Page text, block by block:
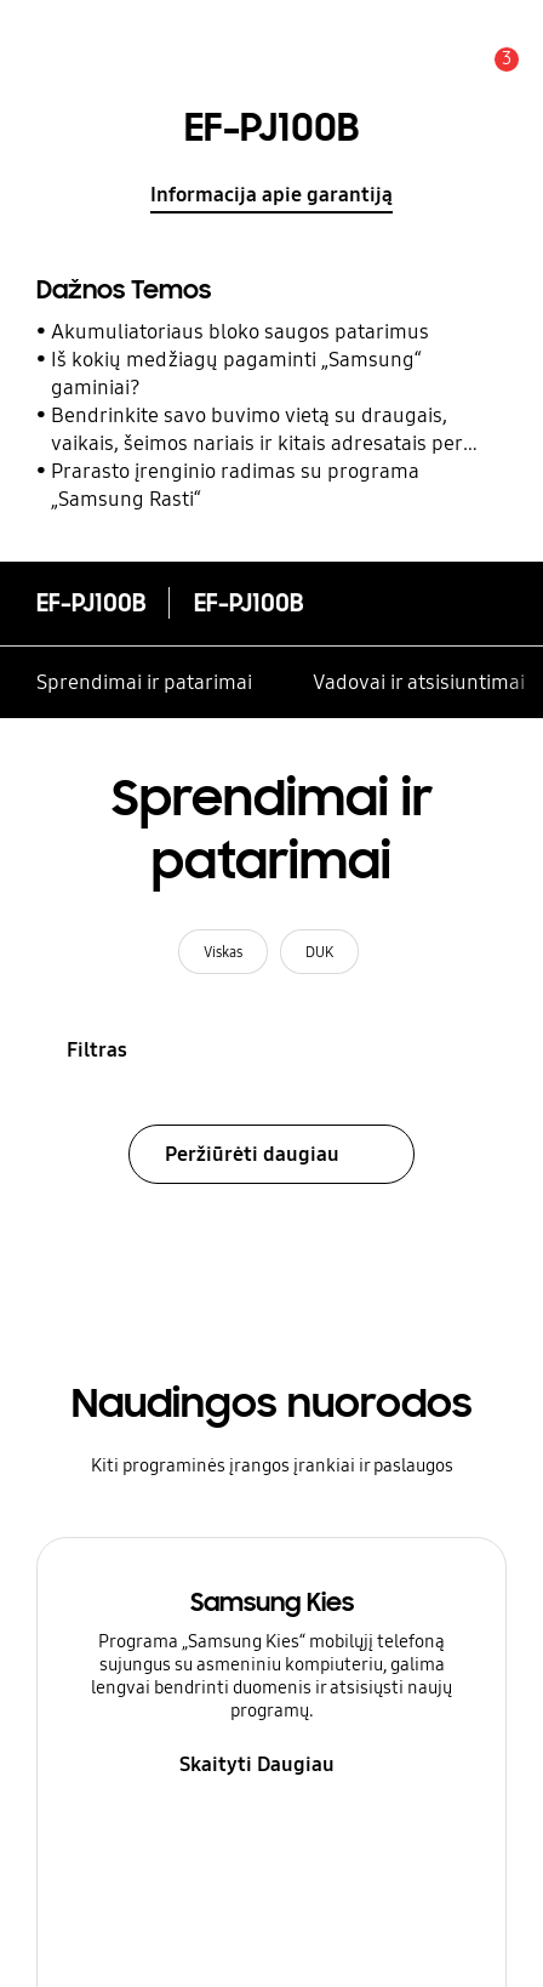
3
EF-PJ100B
Informacija apie garantiją
Dažnos Temos
Akumuliatoriaus bloko saugos patarimus
Iš kokių medžiagų pagaminti „Samsung“
gaminiai?
Bendrinkite savo buvimo vietą su draugais,
vaikais, šeimos nariais ir kitais adresatais per
programą „Samsung Rasti“
Prarasto įrenginio radimas su programa
„Samsung Rasti“
EF-PJ100B EF-PJ100B
Sprendimai ir patarimai Vadovai ir atsisiuntimai
Sprendimai ir
patarimai
Viskas DUK
Filtras
Peržiūrėti daugiau
Naudingos nuorodos
Kiti programinės įrangos įrankiai ir paslaugos
Samsung Kies
Programa „Samsung Kies“ mobilųjį telefoną
sujungus su asmeniniu kompiuteriu, galima
lengvai bendrinti duomenis ir atsisiųsti naujų
programų.
Skaityti Daugiau